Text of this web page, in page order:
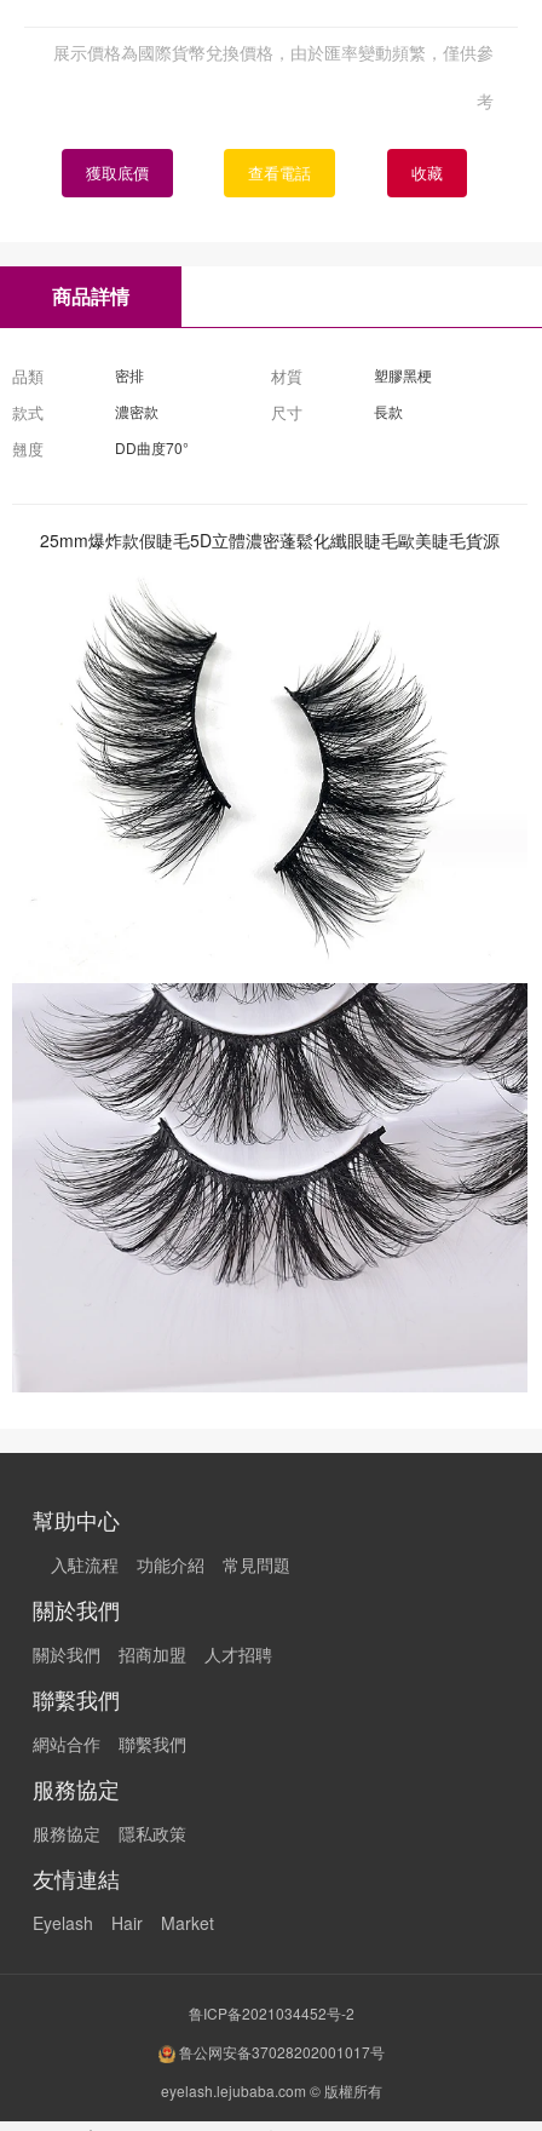
展示價格為國際貨幣兌換價格，由於匯率變動頻繁，僅供參
考
獲取底價 查看電話 收藏
商品詳情
品類 密排 材質 塑膠黑梗
款式 濃密款 尺寸 長款
翹度 DD曲度70°
25mm爆炸款假睫毛5D立體濃密蓬鬆化纖眼睫毛歐美睫毛貨源
幫助中心
入駐流程 功能介紹 常見問題
關於我們
關於我們 招商加盟 人才招聘
聯繫我們
網站合作 聯繫我們
服務協定
服務協定 隱私政策
友情連結
Eyelash Hair Market
鲁ICP备2021034452号-2
鲁公网安备37028202001017号
eyelash.lejubaba.com © 版權所有